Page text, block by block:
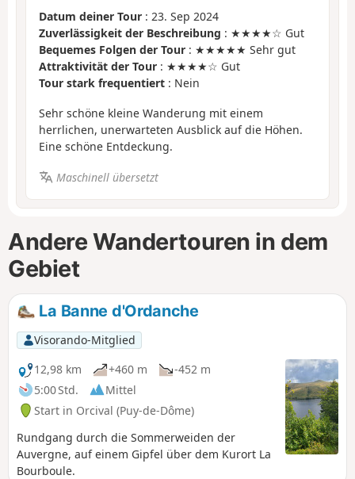
Datum deiner Tour : 23. Sep 2024
Zuverlässigkeit der Beschreibung : ★★★★☆ Gut
Bequemes Folgen der Tour : ★★★★★ Sehr gut
Attraktivität der Tour : ★★★★☆ Gut
Tour stark frequentiert : Nein
Sehr schöne kleine Wanderung mit einem
herrlichen, unerwarteten Ausblick auf die Höhen.
Eine schöne Entdeckung.
Maschinell übersetzt
Andere Wandertouren in dem
Gebiet
La Banne d'Ordanche
Visorando-Mitglied
12,98 km
+460 m
-452 m
5:00 Std.
Mittel
Start in Orcival (Puy-de-Dôme)
Rundgang durch die Sommerweiden der
Auvergne, auf einem Gipfel über dem Kurort La
Bourboule.